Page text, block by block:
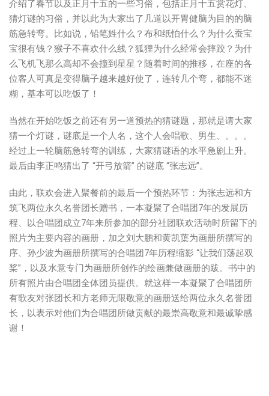
介绍了春节以及正月十五的一些习俗，包括正月十五赏花灯、
猜灯谜的习俗，并以此为大家出了几道以开胃健脑为目的的脑
筋急转弯。比如说，铅笔姓什么？布和纸怕什么？为什么蚕宝
宝很有钱？猴子不喜欢什么线？狐狸为什么经常会摔跤？为什
么飞机飞那么高却不会撞到星星？随着时间的推移，在座的各
位客人可真是变得脑子越来越好使了，连转几个弯，都能不迷
糊，基本可以吃饭了！
当然在开始吃饭之前还有另一道预热的猜谜题，那就是请大家
猜一个灯谜，谜底是一个人名，这个人会唱歌、男生、。。。
经过上一轮脑筋急转弯的训练，大家猜谜语的水平急剧上升。
最后由李正鸣猜出了 “开弓放箭” 的谜底 “张志远”。
由此，联欢会进入聚餐前的最后一个预热环节：为张志远和方
筑飞两位永久名誉团长赠书，一本凝聚了合唱团7年的发展历
程、以合唱团成立7年来所参加的部分社团联欢活动时所留下的
照片为主要内容的画册，加之刘大鹏和黄凯蕖为画册所撰写的
序、孙少波为画册所撰写的合唱团7年历程缩影 “让我们荡起双
桨”，以及水意专门为画册所创作的绘画兼做画册的跋。书中的
所有照片由合唱团全体团员提供。就这样一本凝聚了合唱团所
有歌友对张团长和方老师无限敬意的画册送给两位永久名誉团
长，以表示对他们为合唱团所做贡献的最崇高敬意和最诚挚感
谢！